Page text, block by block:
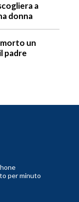
a
donna
un
padre
per minuto